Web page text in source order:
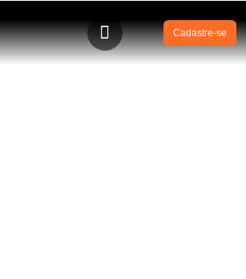
Cadastre-se